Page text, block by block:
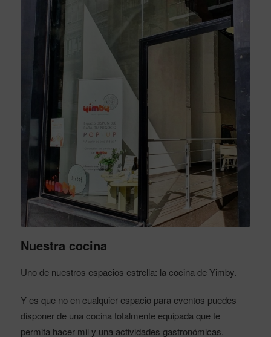
Nuestra cocina
Uno de nuestros espacios estrella: la cocina de Yimby.
Y es que no en cualquier espacio para eventos puedes
disponer de una cocina totalmente equipada que te
permita hacer mil y una actividades gastronómicas.